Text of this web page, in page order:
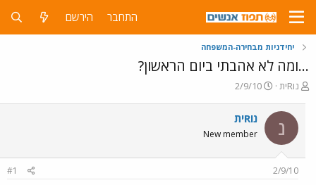
התחבר הירשם
יחידניות מבחירה-המשפחה
...ומה לא אהבתי ביום הראשון?
פ
ח
ה
ו
ש
נוRית
פ
ס
ם
ת
2/9/10
נ נוRית
New member
2/9/10
#1